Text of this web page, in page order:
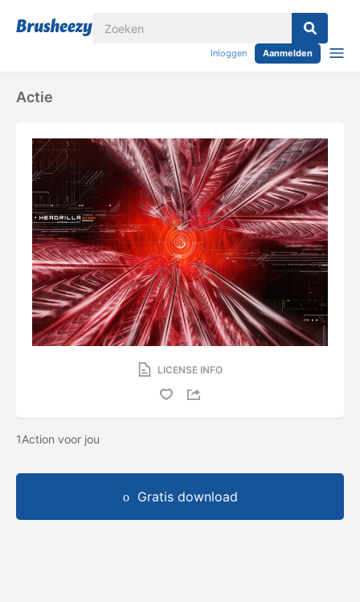
Inloggen Aanmelden
Actie
LICENSE INFO
1Action voor jou
Gratis download